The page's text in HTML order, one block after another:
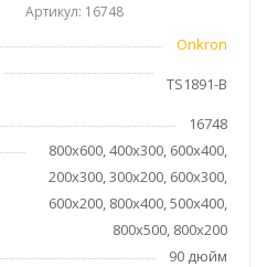
Артикул: 16748
Onkron
TS1891-B
16748
800x600, 400x300, 600x400,
200x300, 300x200, 600x300,
600x200, 800x400, 500x400,
800x500, 800x200
90 дюйм